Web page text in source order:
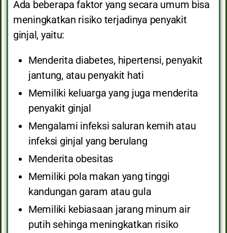
Ada beberapa faktor yang secara umum bisa
meningkatkan risiko terjadinya penyakit
ginjal, yaitu:
Menderita diabetes, hipertensi, penyakit
jantung, atau penyakit hati
Memiliki keluarga yang juga menderita
penyakit ginjal
Mengalami infeksi saluran kemih atau
infeksi ginjal yang berulang
Menderita obesitas
Memiliki pola makan yang tinggi
kandungan garam atau gula
Memiliki kebiasaan jarang minum air
putih sehinga meningkatkan risiko